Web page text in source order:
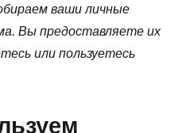
ваши личные
Вы предоставляете их
или пользуетесь